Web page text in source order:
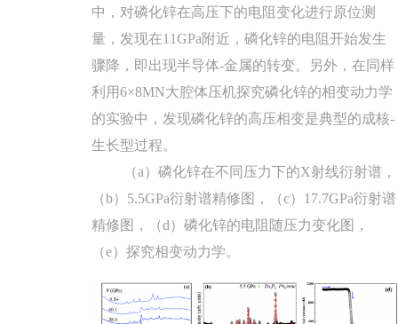
中，对磷化锌在高压下的电阻变化进行原位测
量，发现在11GPa附近，磷化锌的电阻开始发生
骤降，即出现半导体-金属的转变。另外，在同样
利用6×8MN大腔体压机探究磷化锌的相变动力学
的实验中，发现磷化锌的高压相变是典型的成核-
生长型过程。
（a）磷化锌在不同压力下的X射线衍射谱，
（b）5.5GPa衍射谱精修图，（c）17.7GPa衍射谱
精修图，（d）磷化锌的电阻随压力变化图，
（e）探究相变动力学。